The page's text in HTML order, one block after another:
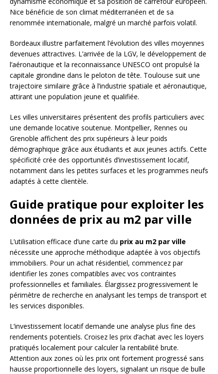
Nice bénéficie de son climat méditerranéen et de sa
renommée internationale, malgré un marché parfois volatil.
Bordeaux illustre parfaitement l’évolution des villes moyennes
devenues attractives. L’arrivée de la LGV, le développement de
l’aéronautique et la reconnaissance UNESCO ont propulsé la
capitale girondine dans le peloton de tête. Toulouse suit une
trajectoire similaire grâce à l’industrie spatiale et aéronautique,
attirant une population jeune et qualifiée.
Les villes universitaires présentent des profils particuliers avec
une demande locative soutenue. Montpellier, Rennes ou
Grenoble affichent des prix supérieurs à leur poids
démographique grâce aux étudiants et aux jeunes actifs. Cette
spécificité crée des opportunités d’investissement locatif,
notamment dans les petites surfaces et les programmes neufs
adaptés à cette clientèle.
Guide pratique pour exploiter les
données de prix au m2 par ville
L’utilisation efficace d’une carte du prix au m2 par ville
nécessite une approche méthodique adaptée à vos objectifs
immobiliers. Pour un achat résidentiel, commencez par
identifier les zones compatibles avec vos contraintes
professionnelles et familiales. Élargissez progressivement le
périmètre de recherche en analysant les temps de transport et
les services disponibles.
L’investissement locatif demande une analyse plus fine des
rendements potentiels. Croisez les prix d’achat avec les loyers
pratiqués localement pour calculer la rentabilité brute.
Attention aux zones où les prix ont fortement progressé sans
hausse proportionnelle des loyers, signalant un risque de bulle